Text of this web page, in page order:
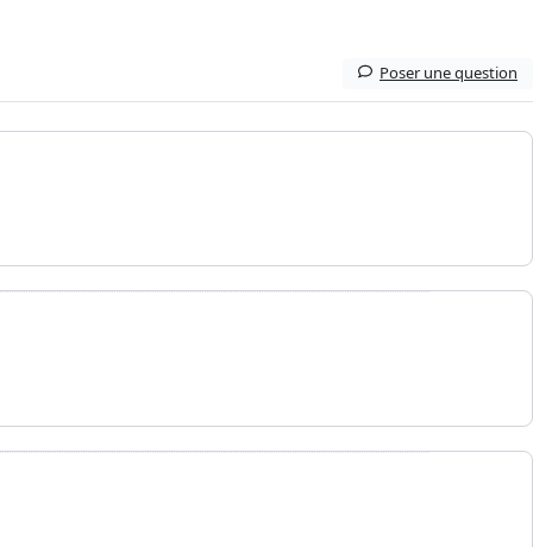
Poser une question